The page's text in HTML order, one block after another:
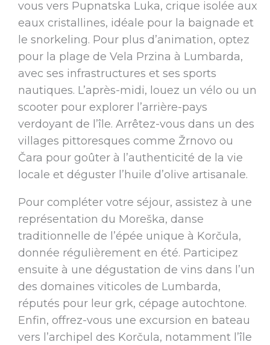
vous vers Pupnatska Luka, crique isolée aux
eaux cristallines, idéale pour la baignade et
le snorkeling. Pour plus d’animation, optez
pour la plage de Vela Przina à Lumbarda,
avec ses infrastructures et ses sports
nautiques. L’après-midi, louez un vélo ou un
scooter pour explorer l’arrière-pays
verdoyant de l’île. Arrêtez-vous dans un des
villages pittoresques comme Žrnovo ou
Čara pour goûter à l’authenticité de la vie
locale et déguster l’huile d’olive artisanale.
Pour compléter votre séjour, assistez à une
représentation du Moreška, danse
traditionnelle de l’épée unique à Korčula,
donnée régulièrement en été. Participez
ensuite à une dégustation de vins dans l’un
des domaines viticoles de Lumbarda,
réputés pour leur grk, cépage autochtone.
Enfin, offrez-vous une excursion en bateau
vers l’archipel des Korčula, notamment l’île